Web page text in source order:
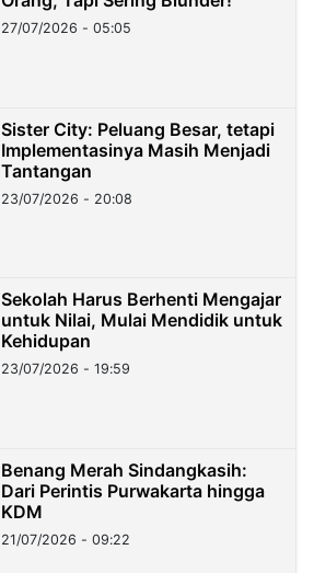
27/07/2026 - 05:05
Sister City: Peluang Besar, tetapi
Implementasinya Masih Menjadi
Tantangan
23/07/2026 - 20:08
Sekolah Harus Berhenti Mengajar
untuk Nilai, Mulai Mendidik untuk
Kehidupan
23/07/2026 - 19:59
Benang Merah Sindangkasih:
Dari Perintis Purwakarta hingga
KDM
21/07/2026 - 09:22